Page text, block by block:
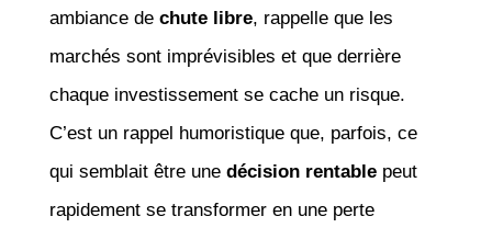
ambiance de chute libre, rappelle que les
marchés sont imprévisibles et que derrière
chaque investissement se cache un risque.
C’est un rappel humoristique que, parfois, ce
qui semblait être une décision rentablepeut
rapidement se transformer en une perte